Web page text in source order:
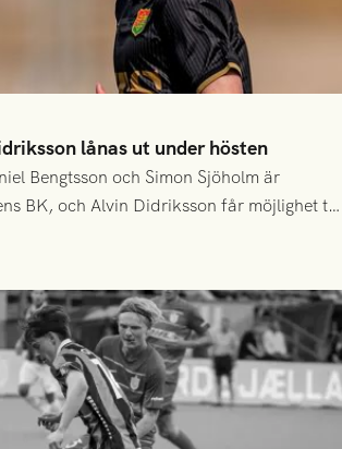
lånas ut under hösten
Bengtsson och Simon Sjöholm är
BK, och Alvin Didriksson får möjlighet till
föreningssamarbete.